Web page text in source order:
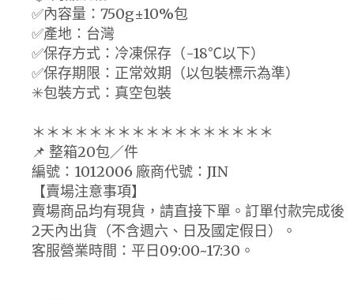
✅內容量：750g±10%包
✅產地：台灣
✅保存方式：冷凍保存（-18℃以下）
✅保存期限：正常效期（以包裝標示為準）
✳️包裝方式：真空包裝
＊＊＊＊＊＊＊＊＊＊＊＊＊＊＊＊＊
📌 整箱20包／件
編號：1012006 廠商代號：JIN
【賣場注意事項】
賣場商品均有現貨，請直接下單。訂單付款完成後
2天內出貨（不含週六、日及國定假日）。
客服營業時間：平日09:00~17:30。